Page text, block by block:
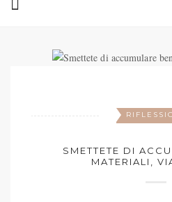
SMETTETE DI
MATERIALI,